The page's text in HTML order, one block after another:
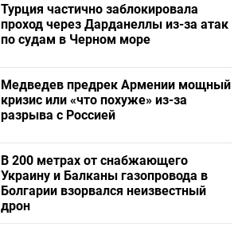
Турция частично заблокировала
проход через Дарданеллы из-за атак
по судам в Черном море
Медведев предрек Армении мощный
кризис или «что похуже» из-за
разрыва с Россией
В 200 метрах от снабжающего
Украину и Балканы газопровода в
Болгарии взорвался неизвестный
дрон